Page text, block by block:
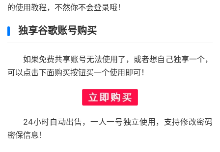
的使用教程，不然你不会登录哦！
独享谷歌账号购买
如果免费共享账号无法使用了，或者想自己独享一个，
可以点击下面购买按钮买一个使用即可！
24小时自动出售，一人一号独立使用，支持修改密码
密保信息！